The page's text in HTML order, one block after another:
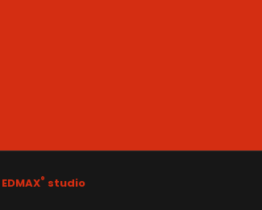
EDMAX® studio